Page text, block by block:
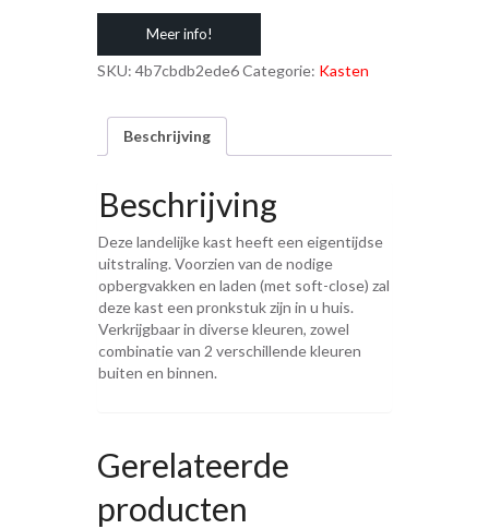
Meer info!
SKU: 4b7cbdb2ede6Categorie: Kasten
Beschrijving
Beschrijving
Deze landelijke kast heeft een eigentijdse
uitstraling. Voorzien van de nodige
opbergvakken en laden (met soft-close) zal
deze kast een pronkstuk zijn in u huis.
Verkrijgbaar in diverse kleuren, zowel
combinatie van 2 verschillende kleuren
buiten en binnen.
Gerelateerde
producten